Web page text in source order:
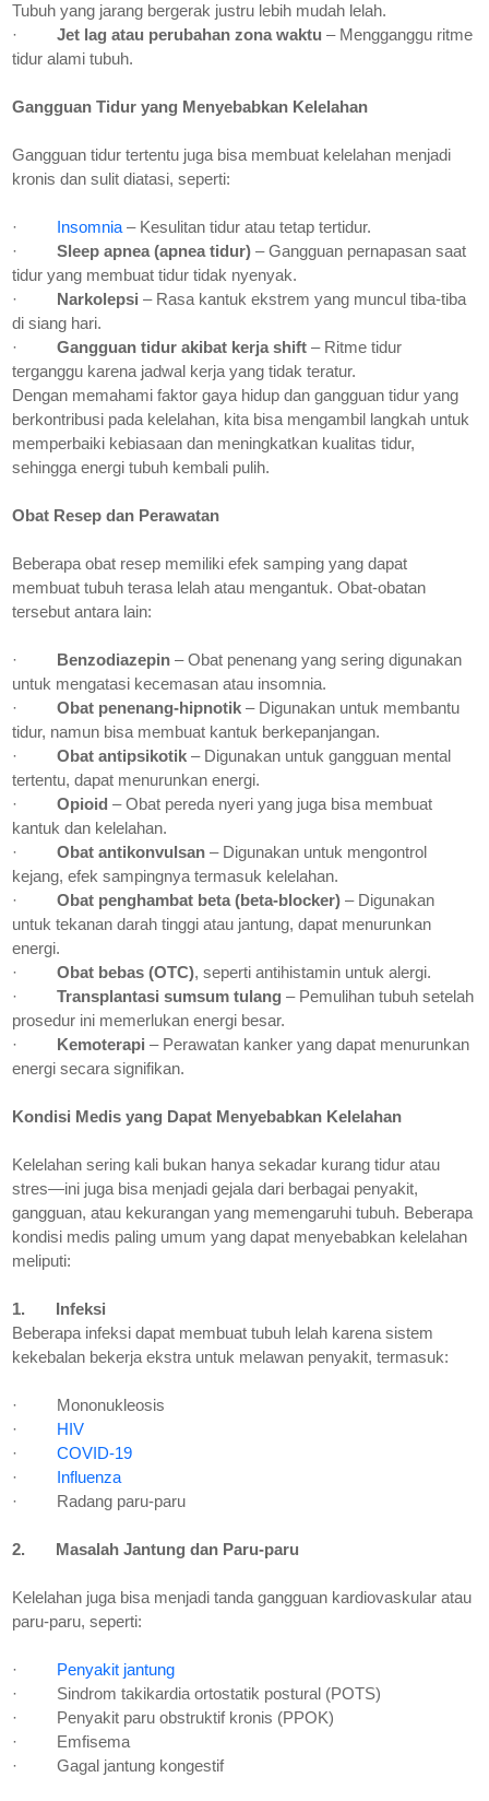
Tubuh yang jarang bergerak justru lebih mudah lelah.
·
Jet lag atau perubahan zona waktu – Mengganggu ritme
tidur alami tubuh.
Gangguan Tidur yang Menyebabkan Kelelahan
Gangguan tidur tertentu juga bisa membuat kelelahan menjadi
kronis dan sulit diatasi, seperti:
· Insomnia – Kesulitan tidur atau tetap tertidur.
·
Sleep apnea (apnea tidur) – Gangguan pernapasan saat
tidur yang membuat tidur tidak nyenyak.
·
Narkolepsi – Rasa kantuk ekstrem yang muncul tiba-tiba
di siang hari.
·
Gangguan tidur akibat kerja shift – Ritme tidur
terganggu karena jadwal kerja yang tidak teratur.
Dengan memahami faktor gaya hidup dan gangguan tidur yang
berkontribusi pada kelelahan, kita bisa mengambil langkah untuk
memperbaiki kebiasaan dan meningkatkan kualitas tidur,
sehingga energi tubuh kembali pulih.
Obat Resep dan Perawatan
Beberapa obat resep memiliki efek samping yang dapat
membuat tubuh terasa lelah atau mengantuk. Obat-obatan
tersebut antara lain:
· Benzodiazepin – Obat penenang yang sering digunakan
untuk mengatasi kecemasan atau insomnia.
·
Obat penenang-hipnotik – Digunakan untuk membantu
tidur, namun bisa membuat kantuk berkepanjangan.
·
Obat antipsikotik – Digunakan untuk gangguan mental
tertentu, dapat menurunkan energi.
·
Opioid – Obat pereda nyeri yang juga bisa membuat
kantuk dan kelelahan.
·
Obat antikonvulsan – Digunakan untuk mengontrol
kejang, efek sampingnya termasuk kelelahan.
·
Obat penghambat beta (beta-blocker) – Digunakan
untuk tekanan darah tinggi atau jantung, dapat menurunkan
energi.
·
Obat bebas (OTC), seperti antihistamin untuk alergi.
·
Transplantasi sumsum tulang – Pemulihan tubuh setelah
prosedur ini memerlukan energi besar.
·
Kemoterapi – Perawatan kanker yang dapat menurunkan
energi secara signifikan.
Kondisi Medis yang Dapat Menyebabkan Kelelahan
Kelelahan sering kali bukan hanya sekadar kurang tidur atau
stres—ini juga bisa menjadi gejala dari berbagai penyakit,
gangguan, atau kekurangan yang memengaruhi tubuh. Beberapa
kondisi medis paling umum yang dapat menyebabkan kelelahan
meliputi:
1.
Infeksi
Beberapa infeksi dapat membuat tubuh lelah karena sistem
kekebalan bekerja ekstra untuk melawan penyakit, termasuk:
·
Mononukleosis
·
HIV
·
COVID-19
·
Influenza
·
Radang paru-paru
2. Masalah Jantung dan Paru-paru
Kelelahan juga bisa menjadi tanda gangguan kardiovaskular atau
paru-paru, seperti:
·
Penyakit jantung
·
Sindrom takikardia ortostatik postural (POTS)
·
Penyakit paru obstruktif kronis (PPOK)
·
Emfisema
·
Gagal jantung kongestif